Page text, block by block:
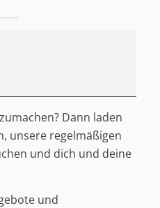
Dann laden
unsere regelmäßigen
und dich und deine
und